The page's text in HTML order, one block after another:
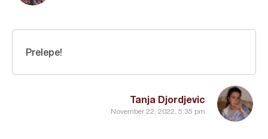
Tanja Djordjevic
November 22, 2022, 5:35 pm
Prelepe!